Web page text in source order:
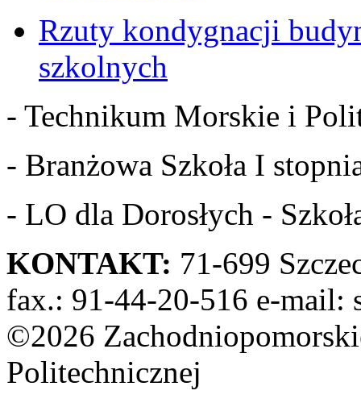
Rzuty kondygnacji
szkolnych
- Technikum Morskie i
- Branżowa Szkoła I
- LO dla Dorosłych -
KONTAKT: 71-699
fax.: 91-44-20-516 e-mail:
©2026
Politechnicznej